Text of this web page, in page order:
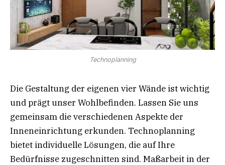
Technoplanning
Die Gestaltung der eigenen vier Wände ist wichtig
und prägt unser Wohlbefinden. Lassen Sie uns
gemeinsam die verschiedenen Aspekte der
Inneneinrichtung erkunden. Technoplanning
bietet individuelle Lösungen, die auf Ihre
Bedürfnisse zugeschnitten sind. Maßarbeit in der